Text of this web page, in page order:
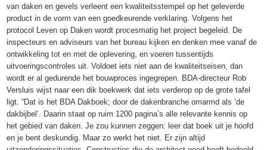
van daken en gevels verleent een kwaliteitsstempel op het geleverde
product in de vorm van een goedkeurende verklaring. Volgens het
protocol Leven op Daken wordt procesmatig het project begeleid. De
inspecteurs en adviseurs van het bureau kijken en denken mee vanaf de
ontwikkeling tot en met de oplevering, en voeren tussentijds
uitvoeringscontroles uit. Voldoet iets niet aan de kwaliteitseisen, dan
wordt er al gedurende het bouwproces ingegrepen. BDA-directeur Rob
Versluis wijst naar een dik boekwerk dat iets verderop op de grote tafel
ligt. “Dat is het BDA Dakboek; door de dakenbranche omarmd als ‘de
dakbijbel’. Daarin staat op ruim 1200 pagina’s alle relevante kennis op
het gebied van daken. Je zou kunnen zeggen: leer dat boek uit je hoofd
en je bent deskundig. Maar zo werkt het niet. Er zijn altijd